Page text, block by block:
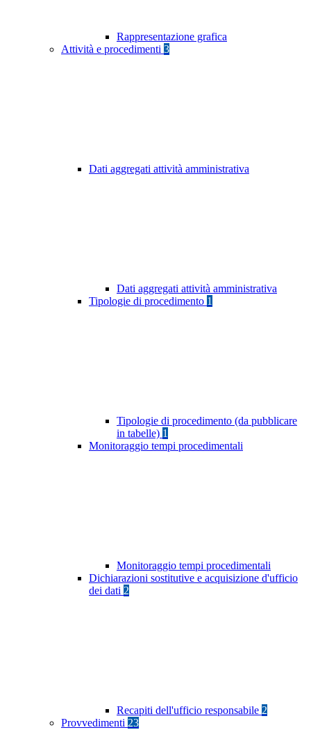
Rappresentazione grafica
Attività e procedimenti 3
Dati aggregati attività amministrativa
Dati aggregati attività amministrativa
Tipologie di procedimento 1
Tipologie di procedimento (da pubblicare
in tabelle) 1
Monitoraggio tempi procedimentali
Monitoraggio tempi procedimentali
Dichiarazioni sostitutive e acquisizione d'ufficio
dei dati 2
Recapiti dell'ufficio responsabile 2
Provvedimenti 23